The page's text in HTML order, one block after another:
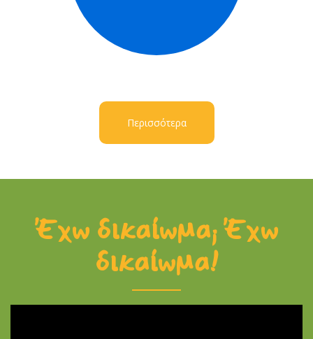
Περισσότερα
Έχω δικαίωμα; Έχω
δικαίωμα!